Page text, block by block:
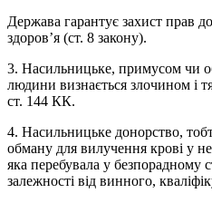
Держава гарантує захист прав
здоров’я (ст. 8 закону).
3. Насильницьке, примусом чи
людини визнається злочином і
ст. 144 КК.
4. Насильницьке донорство,
обману для вилучення крові у
яка перебувала у безпорадному
залежності від винного,